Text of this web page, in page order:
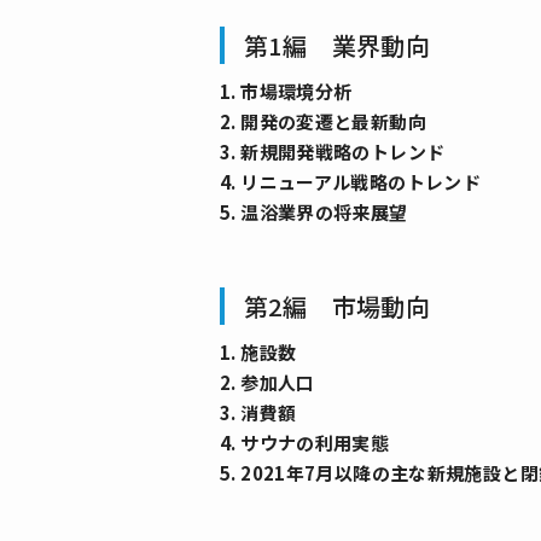
第1編 業界動向
1. 市場環境分析
2. 開発の変遷と最新動向
3. 新規開発戦略のトレンド
4. リニューアル戦略のトレンド
5. 温浴業界の将来展望
第2編 市場動向
1. 施設数
2. 参加人口
3. 消費額
4. サウナの利用実態
5. 2021年7月以降の主な新規施設と